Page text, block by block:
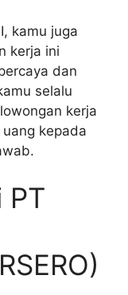
kamu juga
kerja ini
dan
selalu
kerja
kepada
PT